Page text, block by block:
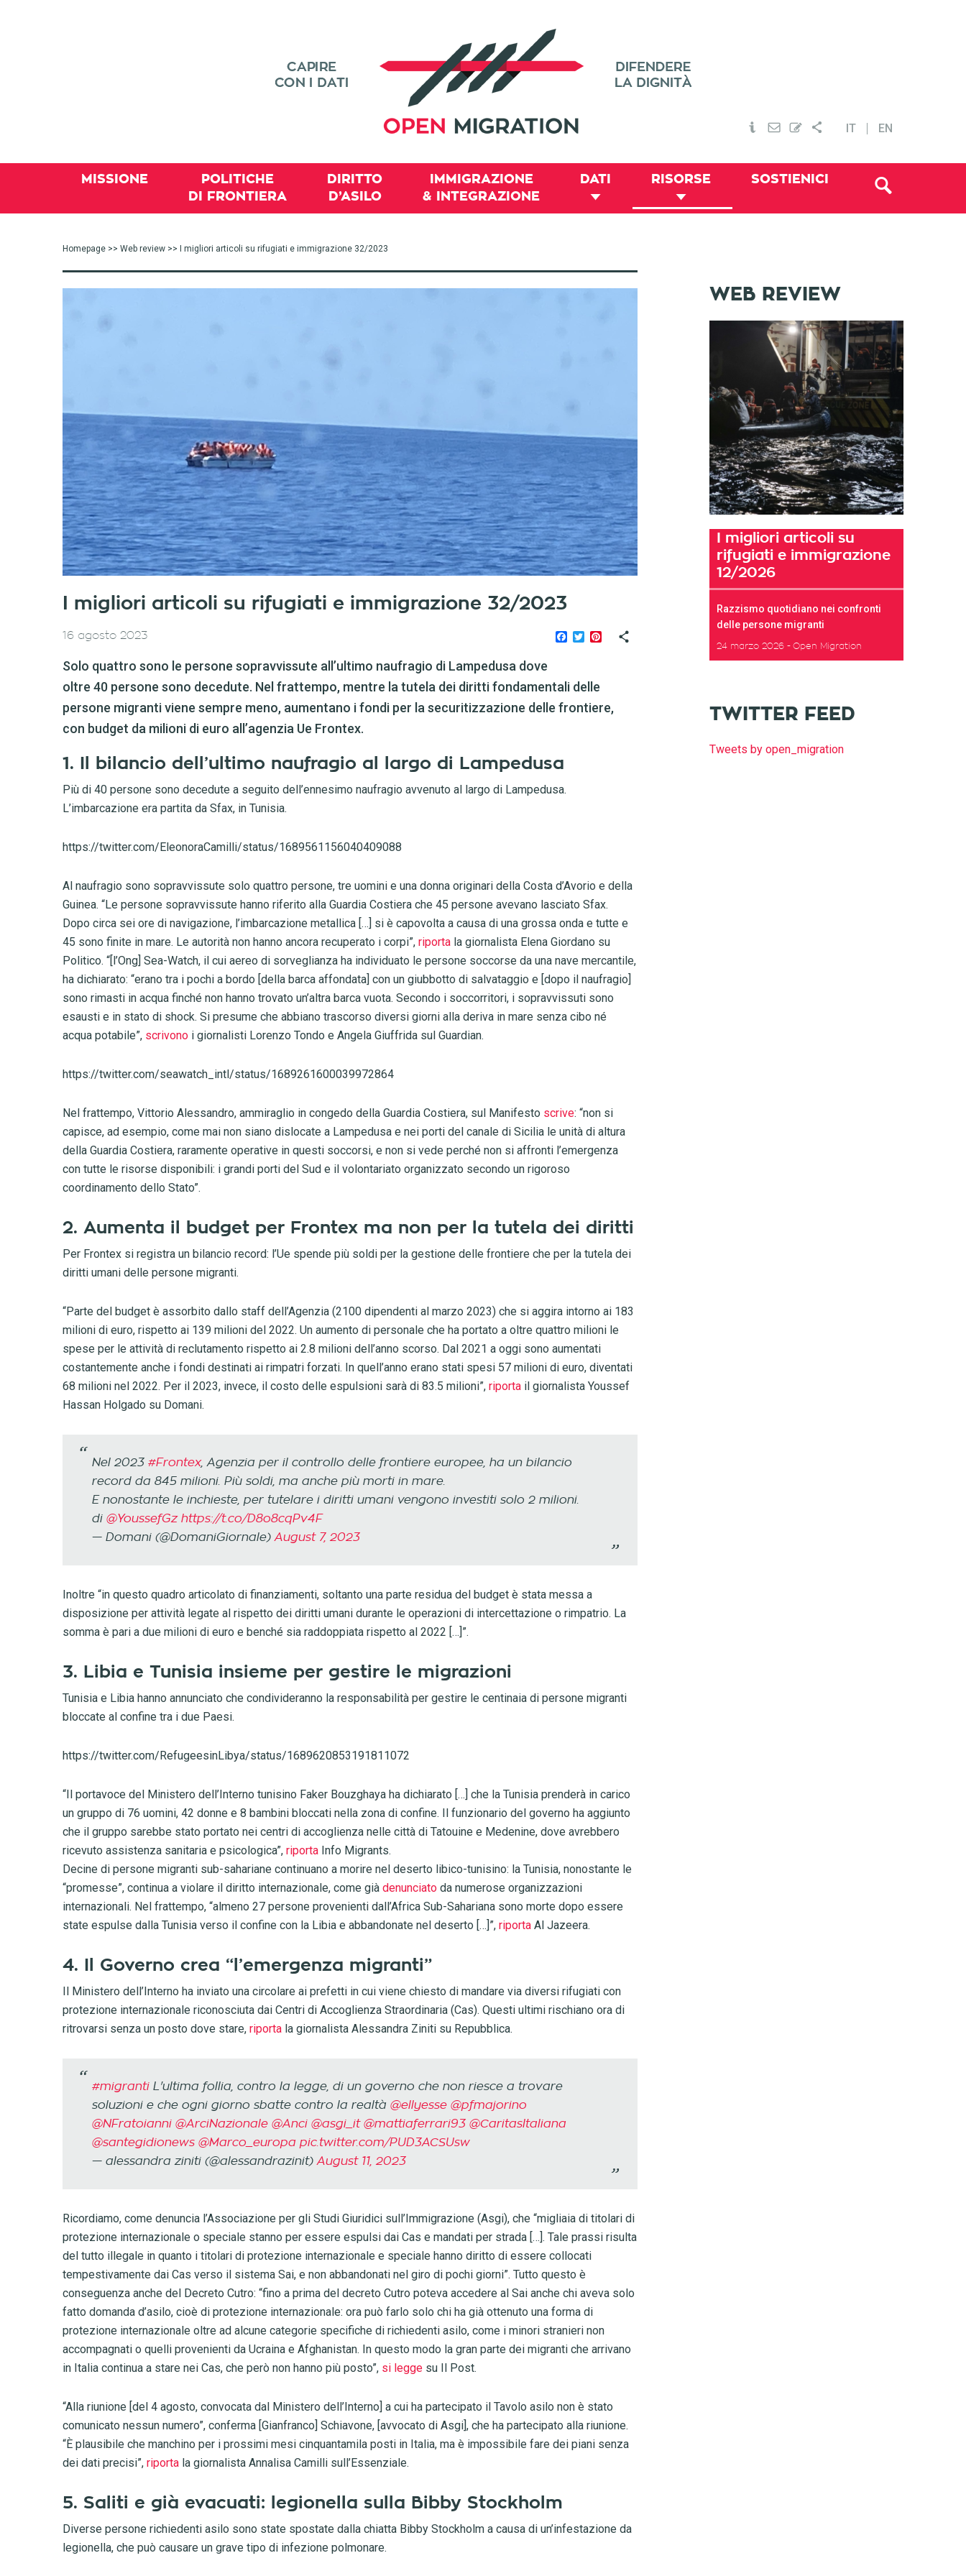
IT EN
MISSIONE
POLITICHE
DI FRONTIERA
DIRITTO
D’ASILO
IMMIGRAZIONE
& INTEGRAZIONE
DATI RISORSE SOSTIENICI
Homepage >> Web review >> I migliori articoli su rifugiati e immigrazione 32/2023
I migliori articoli su rifugiati e immigrazione 32/2023
Facebook
TwitterPinterest
16 agosto 2023
Solo quattro sono le persone sopravvissute all’ultimo naufragio di Lampedusa dove
oltre 40 persone sono decedute. Nel frattempo, mentre la tutela dei diritti fondamentali delle
persone migranti viene sempre meno, aumentano i fondi per la securitizzazione delle frontiere,
con budget da milioni di euro all’agenzia Ue Frontex.
1. Il bilancio dell’ultimo naufragio al largo di Lampedusa
Più di 40 persone sono decedute a seguito dell’ennesimo naufragio avvenuto al largo di Lampedusa.
L’imbarcazione era partita da Sfax, in Tunisia.
https://twitter.com/EleonoraCamilli/status/1689561156040409088
Al naufragio sono sopravvissute solo quattro persone, tre uomini e una donna originari della Costa d’Avorio e della
Guinea. “Le persone sopravvissute hanno riferito alla Guardia Costiera che 45 persone avevano lasciato Sfax.
Dopo circa sei ore di navigazione, l’imbarcazione metallica […] si è capovolta a causa di una grossa onda e tutte e
45 sono finite in mare. Le autorità non hanno ancora recuperato i corpi”, riporta la giornalista Elena Giordano su
Politico. “[l’Ong] Sea-Watch, il cui aereo di sorveglianza ha individuato le persone soccorse da una nave mercantile,
ha dichiarato: “erano tra i pochi a bordo [della barca affondata] con un giubbotto di salvataggio e [dopo il naufragio]
sono rimasti in acqua finché non hanno trovato un’altra barca vuota. Secondo i soccorritori, i sopravvissuti sono
esausti e in stato di shock. Si presume che abbiano trascorso diversi giorni alla deriva in mare senza cibo né
acqua potabile”, scrivono i giornalisti Lorenzo Tondo e Angela Giuffrida sul Guardian.
https://twitter.com/seawatch_intl/status/1689261600039972864
Nel frattempo, Vittorio Alessandro, ammiraglio in congedo della Guardia Costiera, sul Manifesto scrive: “non si
capisce, ad esempio, come mai non siano dislocate a Lampedusa e nei porti del canale di Sicilia le unità di altura
della Guardia Costiera, raramente operative in questi soccorsi, e non si vede perché non si affronti l’emergenza
con tutte le risorse disponibili: i grandi porti del Sud e il volontariato organizzato secondo un rigoroso
coordinamento dello Stato”.
2. Aumenta il budget per Frontex ma non per la tutela dei diritti
Per Frontex si registra un bilancio record: l’Ue spende più soldi per la gestione delle frontiere che per la tutela dei
diritti umani delle persone migranti.
“Parte del budget è assorbito dallo staff dell’Agenzia (2100 dipendenti al marzo 2023) che si aggira intorno ai 183
milioni di euro, rispetto ai 139 milioni del 2022. Un aumento di personale che ha portato a oltre quattro milioni le
spese per le attività di reclutamento rispetto ai 2.8 milioni dell’anno scorso. Dal 2021 a oggi sono aumentati
costantemente anche i fondi destinati ai rimpatri forzati. In quell’anno erano stati spesi 57 milioni di euro, diventati
68 milioni nel 2022. Per il 2023, invece, il costo delle espulsioni sarà di 83.5 milioni”, riporta il giornalista Youssef
Hassan Holgado su Domani.
Nel 2023 #Frontex, Agenzia per il controllo delle frontiere europee, ha un bilancio
record da 845 milioni. Più soldi, ma anche più morti in mare.
E nonostante le inchieste, per tutelare i diritti umani vengono investiti solo 2 milioni.
di @YoussefGz https://t.co/D8o8cqPv4F
— Domani (@DomaniGiornale) August 7, 2023
Inoltre “in questo quadro articolato di finanziamenti, soltanto una parte residua del budget è stata messa a
disposizione per attività legate al rispetto dei diritti umani durante le operazioni di intercettazione o rimpatrio. La
somma è pari a due milioni di euro e benché sia raddoppiata rispetto al 2022 […]”.
3. Libia e Tunisia insieme per gestire le migrazioni
Tunisia e Libia hanno annunciato che condivideranno la responsabilità per gestire le centinaia di persone migranti
bloccate al confine tra i due Paesi.
https://twitter.com/RefugeesinLibya/status/1689620853191811072
“Il portavoce del Ministero dell’Interno tunisino Faker Bouzghaya ha dichiarato […] che la Tunisia prenderà in carico
un gruppo di 76 uomini, 42 donne e 8 bambini bloccati nella zona di confine. Il funzionario del governo ha aggiunto
che il gruppo sarebbe stato portato nei centri di accoglienza nelle città di Tatouine e Medenine, dove avrebbero
ricevuto assistenza sanitaria e psicologica”, riporta Info Migrants.
Decine di persone migranti sub-sahariane continuano a morire nel deserto libico-tunisino: la Tunisia, nonostante le
“promesse”, continua a violare il diritto internazionale, come già denunciato da numerose organizzazioni
internazionali. Nel frattempo, “almeno 27 persone provenienti dall’Africa Sub-Sahariana sono morte dopo essere
state espulse dalla Tunisia verso il confine con la Libia e abbandonate nel deserto […]”, riporta Al Jazeera.
4. Il Governo crea “l’emergenza migranti”
Il Ministero dell’Interno ha inviato una circolare ai prefetti in cui viene chiesto di mandare via diversi rifugiati con
protezione internazionale riconosciuta dai Centri di Accoglienza Straordinaria (Cas). Questi ultimi rischiano ora di
ritrovarsi senza un posto dove stare, riporta la giornalista Alessandra Ziniti su Repubblica.
#migrantiL'ultima follia, contro la legge, di un governo che non riesce a trovare
soluzioni e che ogni giorno sbatte contro la realtà @ellyesse @pfmajorino
@NFratoianni @ArciNazionale @Anci @asgi_it @mattiaferrari93 @CaritasItaliana
@santegidionews @Marco_europa pic.twitter.com/PUD3ACSUsw
— alessandra ziniti (@alessandrazinit) August 11, 2023
Ricordiamo, come denuncia l’Associazione per gli Studi Giuridici sull’Immigrazione (Asgi), che “migliaia di titolari di
protezione internazionale o speciale stanno per essere espulsi dai Cas e mandati per strada […]. Tale prassi risulta
del tutto illegale in quanto i titolari di protezione internazionale e speciale hanno diritto di essere collocati
tempestivamente dai Cas verso il sistema Sai, e non abbandonati nel giro di pochi giorni”. Tutto questo è
conseguenza anche del Decreto Cutro: “fino a prima del decreto Cutro poteva accedere al Sai anche chi aveva solo
fatto domanda d’asilo, cioè di protezione internazionale: ora può farlo solo chi ha già ottenuto una forma di
protezione internazionale oltre ad alcune categorie specifiche di richiedenti asilo, come i minori stranieri non
accompagnati o quelli provenienti da Ucraina e Afghanistan. In questo modo la gran parte dei migranti che arrivano
in Italia continua a stare nei Cas, che però non hanno più posto”, si legge su Il Post.
“Alla riunione [del 4 agosto, convocata dal Ministero dell’Interno] a cui ha partecipato il Tavolo asilo non è stato
comunicato nessun numero”, conferma [Gianfranco] Schiavone, [avvocato di Asgi], che ha partecipato alla riunione.
“È plausibile che manchino per i prossimi mesi cinquantamila posti in Italia, ma è impossibile fare dei piani senza
dei dati precisi”, riporta la giornalista Annalisa Camilli sull’Essenziale.
5. Saliti e già evacuati: legionella sulla Bibby Stockholm
Diverse persone richiedenti asilo sono state spostate dalla chiatta Bibby Stockholm a causa di un’infestazione da
legionella, che può causare un grave tipo di infezione polmonare.
WEB REVIEW
I migliori articoli su
rifugiati e immigrazione
12/2026
Razzismo quotidiano nei confronti
delle persone migranti
24 marzo 2026 Open Migration
TWITTER FEED
Tweets by open_migration